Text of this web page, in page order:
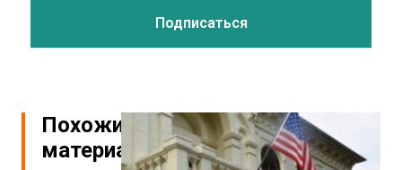
Похожие
материалы